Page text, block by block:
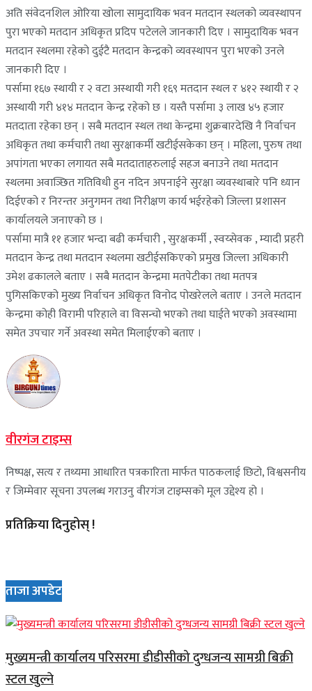
अति संवेदनशिल ओरिया खोला सामुदायिक भवन मतदान स्थलको व्यवस्थापन
पुरा भएको मतदान अधिकृत प्रदिप पटेलले जानकारी दिए । सामुदायिक भवन
मतदान स्थलमा रहेको दुईटै मतदान केन्द्रको व्यवस्थापन पुरा भएको उनले
जानकारी दिए ।
पर्सामा १६७ स्थायी र २ वटा अस्थायी गरी १६९ मतदान स्थल र ४१२ स्थायी र २
अस्थायी गरी ४१४ मतदान केन्द्र रहेको छ । यस्तै पर्सामा ३ लाख ४५ हजार
मतदाता रहेका छन् । सबै मतदान स्थल तथा केन्द्रमा शुक्रबारदेखि नै निर्वाचन
अधिकृत तथा कर्मचारी तथा सुरक्षाकर्मी खटीईसकेका छन् । महिला, पुरुष तथा
अपांगता भएका लगायत सबै मतदाताहरुलाई सहज बनाउने तथा मतदान
स्थलमा अवाञ्छित गतिविधी हुन नदिन अपनाईने सुरक्षा व्यवस्थाबारे पनि ध्यान
दिईएको र निरन्तर अनुगमन तथा निरीक्षण कार्य भईरहेको जिल्ला प्रशासन
कार्यालयले जनाएको छ ।
पर्सामा मात्रै ११ हजार भन्दा बढी कर्मचारी , सुरक्षकर्मी , स्वय्सेवक , म्यादी प्रहरी
मतदान केन्द्र तथा मतदान स्थलमा खटीईसकिएको प्रमुख जिल्ला अधिकारी
उमेश ढकालले बताए । सबै मतदान केन्द्रमा मतपेटीका तथा मतपत्र
पुगिसकिएको मुख्य निर्वाचन अधिकृत विनोद पोखरेलले बताए । उनले मतदान
केन्द्रमा कोही विरामी परिहाले वा विसन्चो भएको तथा घाईते भएको अवस्थामा
समेत उपचार गर्ने अवस्था समेत मिलाईएको बताए ।
वीरगंज टाइम्स
निष्पक्ष, सत्य र तथ्यमा आधारित पत्रकारिता मार्फत पाठकलाई छिटो, विश्वसनीय
र जिम्मेवार सूचना उपलब्ध गराउनु वीरगंज टाइम्सको मूल उद्देश्य हो ।
प्रतिक्रिया दिनुहोस् !
ताजा अपडेट
मुख्यमन्त्री कार्यालय परिसरमा डीडीसीको दुग्धजन्य सामग्री बिक्री
स्टल खुल्ने